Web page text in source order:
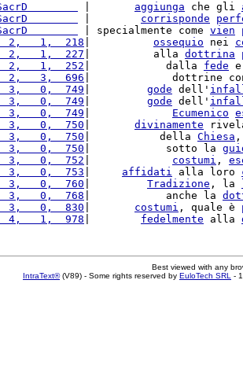
aggiunga che gli
corrisponde
| specialmente come vien
2,   1,  218
ossequio nei
2,   1,  227
|          alla dottrina
2,   1,  252
|            dalla fede
2,   3,  696
|             dottrine
3,   0,  749
gode dell'
3,   0,  749
gode dell'
3,   0,  749
Ecumenico
3,   0,  750
divinamente
3,   0,  750
|           della Chiesa
3,   0,  750
|            sotto la
3,   0,  752
costumi ,
3,   0,  753
affidati alla loro
3,   0,  760
Tradizione , la
3,   0,  768
|            anche la
3,   0,  830
costumi , quale è
4,   1,  978
fedelmente alla
Best viewed with any
IntraText®(V89) - Some rights reserved by EuloTech SRL -